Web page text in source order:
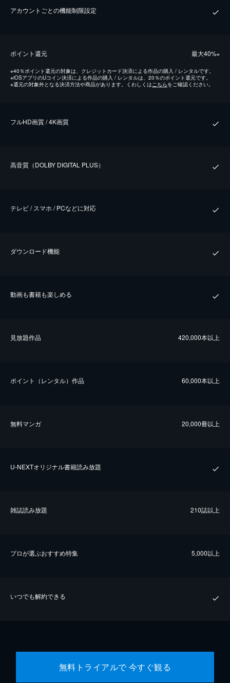
アカウントごとの機能制限設定
ポイント還元 最⼤40%※
※40％ポイント還元の対象は、クレジットカード決済による作品の購入 / レンタルです。
※iOSアプリのUコイン決済による作品の購入 / レンタルは、20％のポイント還元です。
※還元の対象外となる決済方法や商品があります。くわしくはこちらをご確認ください。
フルHD画質 / 4K画質
⾼⾳質（DOLBY DIGITAL PLUS）
テレビ / スマホ / PCなどに対応
ダウンロード機能
動画も書籍も楽しめる
⾒放題作品 420,000本以上
ポイント（レンタル）作品 60,000本以上
無料マンガ 20,000冊以上
U-NEXTオリジナル書籍読み放題
雑誌読み放題 210誌以上
プロが選ぶおすすめ特集 5,000以上
いつでも解約できる
無料トライアルで 今すぐ観る